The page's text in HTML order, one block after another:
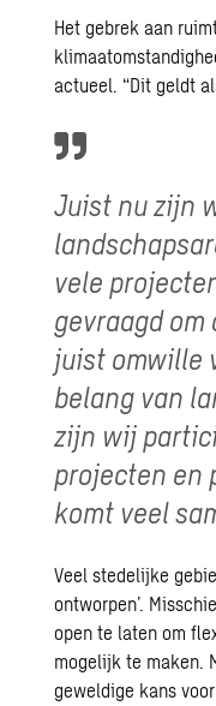
Het gebrek aan
actueel. “Dit geldt
Juist nu zijn
vele
gevraagd
juist omwille
belang van
zijn wij
projecten en
komt veel
Veel stedelijke
ontworpen’.
open te laten om
mogelijk te maken.
geweldige kans